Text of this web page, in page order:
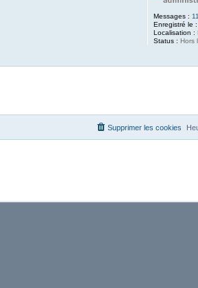
Messages :
Enregistré le :
Localisation :
Status : Hors
Supprimer les cookies